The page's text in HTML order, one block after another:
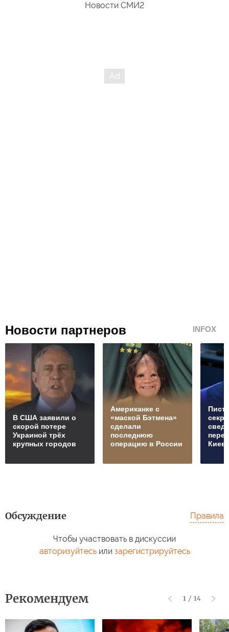
Новости СМИ2
Новости партнеров INFOX
В США заявили о
скорой потере
Украиной трёх
крупных городов
Американке с
«маской Бэтмена»
сделали
последнюю
операцию в России
Обсуждение Правила
Чтобы участвовать в дискуссии
авторизуйтесьили зарегистрируйтесь
Рекомендуем 1 / 14